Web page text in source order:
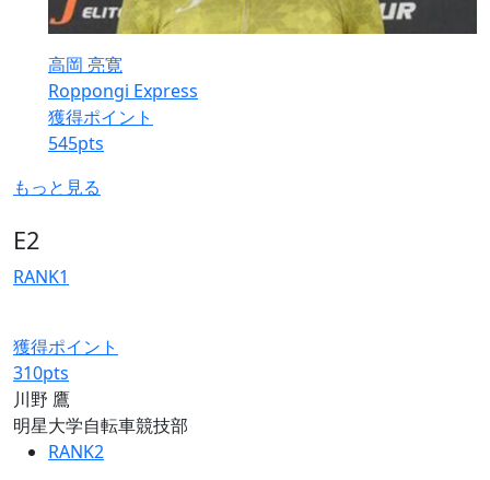
高岡 亮寛
Roppongi Express
獲得ポイント
545pts
もっと見る
E2
RANK1
獲得ポイント
310pts
川野 鷹
明星大学自転車競技部
RANK2